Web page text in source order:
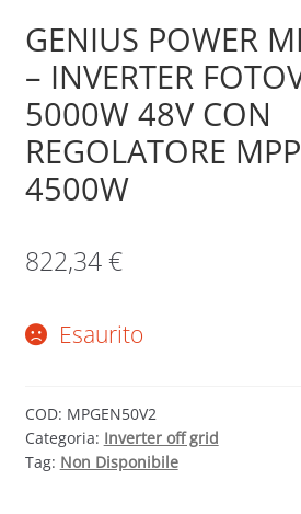
GENIUS POWER
– INVERTER
5000W 48V CON
REGOLATORE
4500W
822,34€
Esaurito
COD: MPGEN50V2
Categoria: Inverter off grid
Tag: Non Disponibile